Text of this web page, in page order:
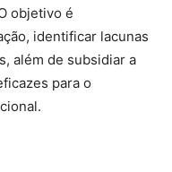
objetivo é
identificar lacunas
além de subsidiar a
para o